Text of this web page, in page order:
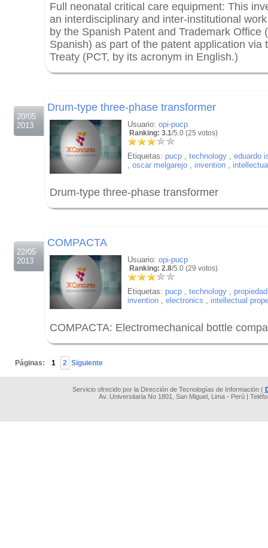
Full neonatal critical care equipment: This
an interdisciplinary and inter-institutional
by the Spanish Patent and Trademark Office
Spanish) as part of the patent application via
Treaty (PCT, by its acronym in English.)
20/05
2013
Drum-type three-phase transformer
Usuario: opi-pucp
Ranking: 3.1/5.0 (25 votos)
Etiquetas: pucp , technology , eduardo
, oscar melgarejo , invention ,
Drum-type three-phase transformer
22/05
2013
COMPACTA
Usuario: opi-pucp
Ranking: 2.8/5.0 (29 votos)
Etiquetas: pucp , technology ,
invention , electronics , intellectual
COMPACTA: Electromechanical bottle
Páginas: 1 2 Siguiente
Servicio ofrecido por la Dirección de Tecnologías de Información (
Av. Universitaria No 1801, San Miguel, Lima - Perú |